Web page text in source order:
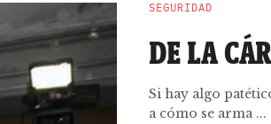
SEGURIDAD
DE LA
Si hay algo
a cómo se arma ...